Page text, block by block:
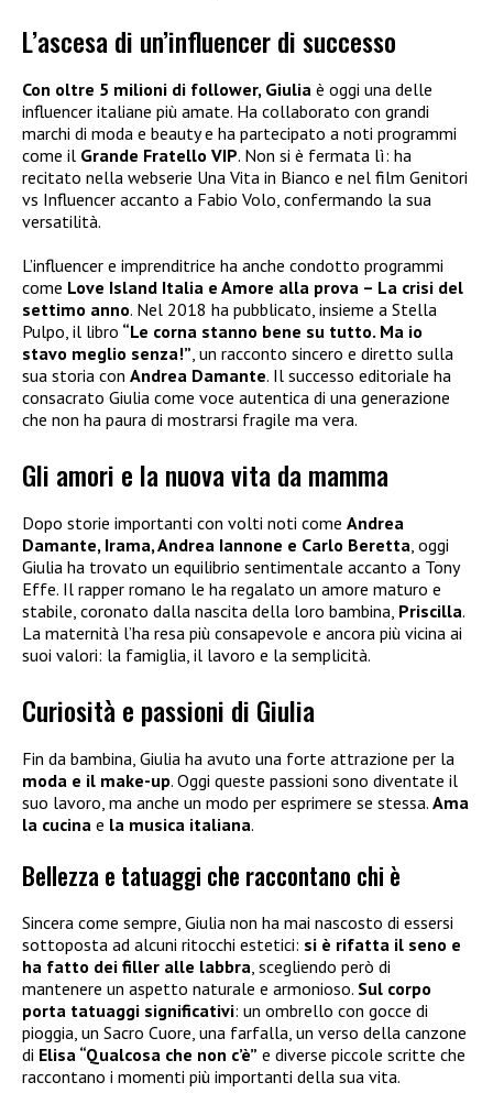
L’ascesa di un’influencer di successo
Con oltre 5 milioni di follower, Giulia è oggi una delle
influencer italiane più amate. Ha collaborato con grandi
marchi di moda e beauty e ha partecipato a noti programmi
come il Grande Fratello VIP. Non si è fermata lì: ha
recitato nella webserie Una Vita in Bianco e nel film Genitori
vs Influencer accanto a Fabio Volo, confermando la sua
versatilità.
L’influencer e imprenditrice ha anche condotto programmi
come Love Island Italia e Amore alla prova – La crisi del
settimo anno. Nel 2018 ha pubblicato, insieme a Stella
Pulpo, il libro “Le corna stanno bene su tutto. Ma io
stavo meglio senza!” , un racconto sincero e diretto sulla
sua storia con Andrea Damante. Il successo editoriale ha
consacrato Giulia come voce autentica di una generazione
che non ha paura di mostrarsi fragile ma vera.
Gli amori e la nuova vita da mamma
Dopo storie importanti con volti noti come Andrea
Damante, Irama, Andrea Iannone e Carlo Beretta, oggi
Giulia ha trovato un equilibrio sentimentale accanto a Tony
Effe. Il rapper romano le ha regalato un amore maturo e
stabile, coronato dalla nascita della loro bambina, Priscilla.
La maternità l’ha resa più consapevole e ancora più vicina ai
suoi valori: la famiglia, il lavoro e la semplicità.
Curiosità e passioni di Giulia
Fin da bambina, Giulia ha avuto una forte attrazione per la
moda e il make-up. Oggi queste passioni sono diventate il
suo lavoro, ma anche un modo per esprimere se stessa. Ama
la cucina e la musica italiana.
Bellezza e tatuaggi che raccontano chi è
Sincera come sempre, Giulia non ha mai nascosto di essersi
sottoposta ad alcuni ritocchi estetici: si è rifatta il seno e
ha fatto dei filler alle labbra , scegliendo però di
mantenere un aspetto naturale e armonioso. Sul corpo
porta tatuaggi significativi: un ombrello con gocce di
pioggia, un Sacro Cuore, una farfalla, un verso della canzone
di Elisa “Qualcosa che non c’è” e diverse piccole scritte che
raccontano i momenti più importanti della sua vita.